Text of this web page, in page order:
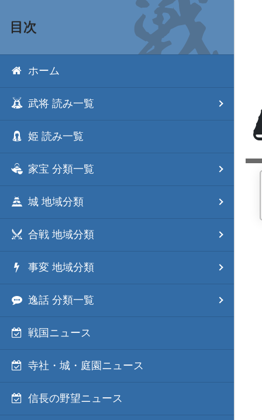
目次
ホーム
武将 読み一覧
姫 読み一覧
家宝 分類一覧
城 地域分類
合戦 地域分類
事変 地域分類
逸話 分類一覧
戦国ニュース
寺社・城・庭園ニュース
信長の野望ニュース